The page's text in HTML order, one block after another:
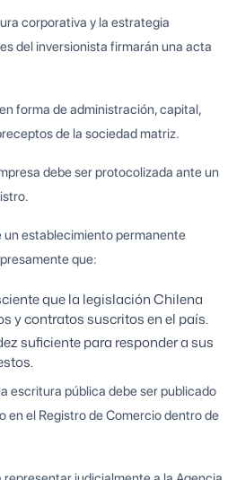
corporativa y la estrategia
del inversionista firmarán una acta
forma de administración, capital,
de la sociedad matriz.
debe ser protocolizada ante un
un establecimiento permanente
que:
que la legislación Chilena
y contratos suscritos en el país.
suficiente para responder a sus
escritura pública debe ser publicado
en el Registro de Comercio dentro de